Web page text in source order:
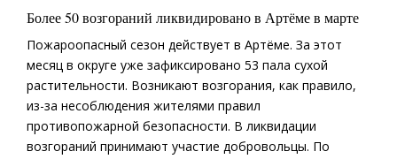
Более 50 возгораний ликвидировано в Артёме в марте
Пожароопасный сезон действует в Артёме. За этот
месяц в округе уже зафиксировано 53 пала сухой
растительности. Возникают возгорания, как правило,
из-за несоблюдения жителями правил
противопожарной безопасности. В ликвидации
возгораний принимают участие добровольцы. По